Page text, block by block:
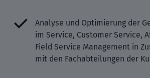
Analyse und Optimierung der
im Service, Customer Service,
Field Service Management in
mit den Fachabteilungen der